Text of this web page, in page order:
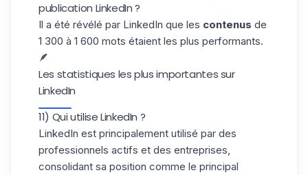
publication LinkedIn ?
Il a été révélé par LinkedIn que les contenus de
1 300 à 1 600 mots étaient les plus performants.
🪶
Les statistiques les plus importantes sur
LinkedIn
11) Qui utilise LinkedIn ?
LinkedIn est principalement utilisé par des
professionnels actifs et des entreprises,
consolidant sa position comme le principal